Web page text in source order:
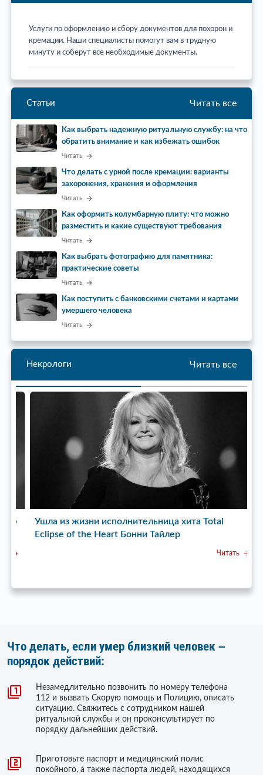
Услуги по оформлению и сбору документов для похорон и
кремации. Наши специалисты помогут вам в трудную
минуту и соберут все необходимые документы.
Статьи Читать все
Как выбрать надежную ритуальную службу: на что
обратить внимание и как избежать ошибок
Читать
Что делать с урной после кремации: варианты
захоронения, хранения и оформления
Читать
Как оформить колумбарную плиту: что можно
разместить и какие существуют требования
Читать
Как выбрать фотографию для памятника:
практические советы
Читать
Как поступить с банковскими счетами и картами
умершего человека
Читать
Некрологи Читать все
Ушла из жизни исполнительница хита Total
Eclipse of the Heart Бонни Тайлер
Читать
Что делать, если умер близкий человек –
порядок действий:
Незамедлительно позвонить по номеру телефона
112 и вызвать Скорую помощь и Полицию, описать
ситуацию. Свяжитесь с сотрудником нашей
ритуальной службы и он проконсультирует по
порядку дальнейших действий.
Приготовьте паспорт и медицинский полис
покойного, а также паспорта людей, находящихся